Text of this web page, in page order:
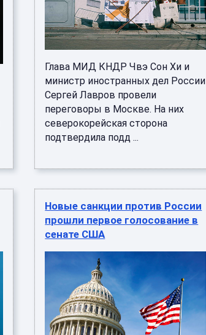
Глава МИД КНДР Чвэ Сон Хи и
министр иностранных дел России
Сергей Лавров провели
переговоры в Москве. На них
северокорейская сторона
подтвердила подд ...
Новые санкции против России
прошли первое голосование в
сенате США